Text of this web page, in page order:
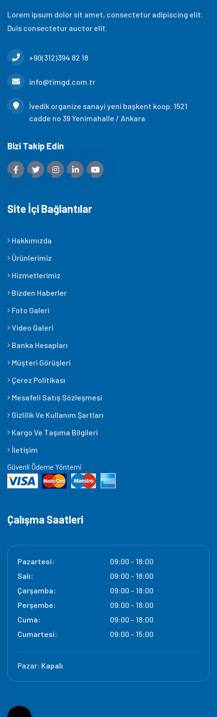
Lorem ipsum dolor sit amet, consectetur adipiscing elit.
Duis consectetur auctor elit.
+90(312)394 82 18
info@timgd.com.tr
İvedik organize sanayi yeni başkent koop. 1521
cadde no 39 Yenimahalle / Ankara
Bizi Takip Edin
Site İçi Bağlantılar
Hakkımızda
Ürünlerimiz
Hizmetlerimiz
Bizden Haberler
Foto Galeri
Video Galeri
Banka Hesapları
Müşteri Görüşleri
Çerez Politikası
Mesafeli Satış Sözleşmesi
Gizlilik Ve Kullanım Şartları
Kargo Ve Taşıma Bilgileri
İletişim
Güvenli Ödeme Yöntemi
Çalışma Saatleri
Pazartesi:
09:00 - 18:00
Salı:
09:00 - 18:00
Çarşamba:
09:00 - 18:00
Perşembe:
09:00 - 18:00
Cuma:
09:00 - 18:00
Cumartesi:
09:00 - 15:00
Pazar: Kapalı